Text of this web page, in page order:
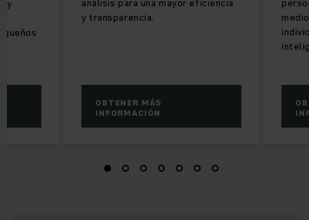
análisis para una mayor eficiencia
y transparencia.
OBTENER MÁS
INFORMACIÓN
y